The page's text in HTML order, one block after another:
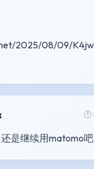
2025/08/09/
🕐
是继续用matomo吧